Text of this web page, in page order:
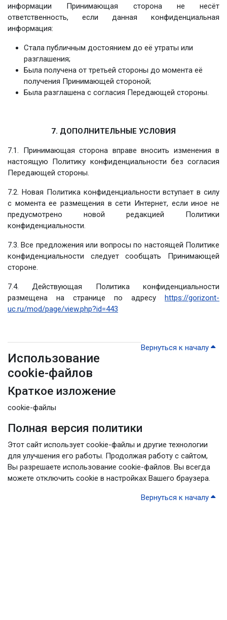
информации Принимающая сторона не несёт
ответственность, если данная конфиденциальная
информация:
Стала публичным достоянием до её утраты или
разглашения;
Была получена от третьей стороны до момента её
получения Принимающей стороной;
Была разглашена с согласия Передающей стороны.
7. ДОПОЛНИТЕЛЬНЫЕ УСЛОВИЯ
7.1. Принимающая сторона вправе вносить изменения в
настоящую Политику конфиденциальности без согласия
Передающей стороны.
7.2. Новая Политика конфиденциальности вступает в силу
с момента ее размещения в сети Интернет, если иное не
предусмотрено новой редакцией Политики
конфиденциальности.
7.3. Все предложения или вопросы по настоящей Политике
конфиденциальности следует сообщать Принимающей
стороне.
7.4. Действующая Политика конфиденциальности
размещена на странице по адресу https://gorizont-
uc.ru/mod/page/view.php?id=443
Вернуться к началу
Использование
cookie-файлов
Краткое изложение
cookie-файлы
Полная версия политики
Этот сайт использует cookie-файлы и другие технологии
для улучшения его работы. Продолжая работу с сайтом,
Вы разрешаете использование cookie-файлов. Вы всегда
можете отключить cookie в настройках Вашего браузера.
Вернуться к началу